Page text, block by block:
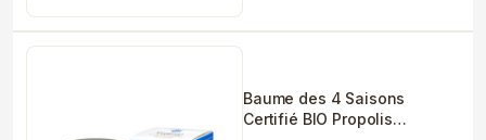
Baume des 4 Saisons
Certifié BIO Propolis